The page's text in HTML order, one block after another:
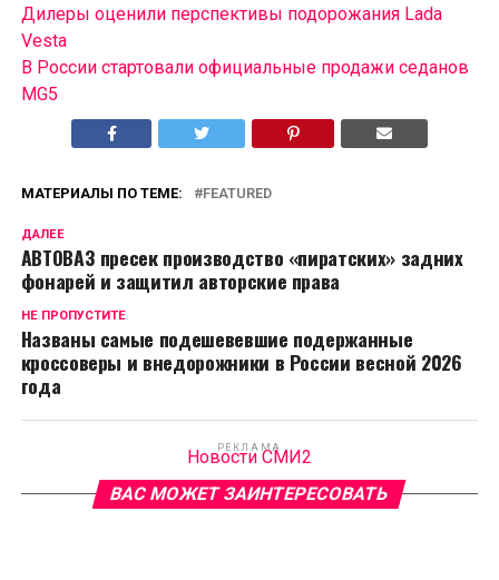
Дилеры оценили перспективы подорожания Lada
Vesta
В России cтартовали официальные продажи седанов
MG5
МАТЕРИАЛЫ ПО ТЕМЕ: FEATURED
ДАЛЕЕ
АВТОВАЗ пресек производство «пиратских» задних
фонарей и защитил авторские права
НЕ ПРОПУСТИТЕ
Названы самые подешевевшие подержанные
кроссоверы и внедорожники в России весной 2026
года
РЕКЛАМА
Новости СМИ2
ВАС МОЖЕТ ЗАИНТЕРЕСОВАТЬ